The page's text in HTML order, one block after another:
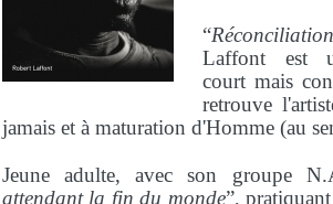
“
Laffont est
court mais
retrouve
jamais et à maturation d'Homme (au
Jeune adulte, avec son groupe
attendant la fin du monde”,